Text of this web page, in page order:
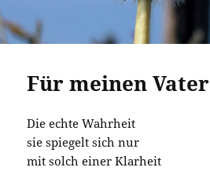
Für meinen Vater
Die echte Wahrheit
sie spiegelt sich nur
mit solch einer Klarheit